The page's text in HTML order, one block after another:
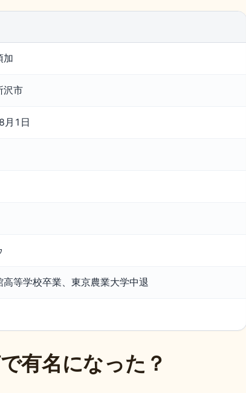
加
沢市
月1日
高等学校卒業、東京農業大学中退
有名になった？